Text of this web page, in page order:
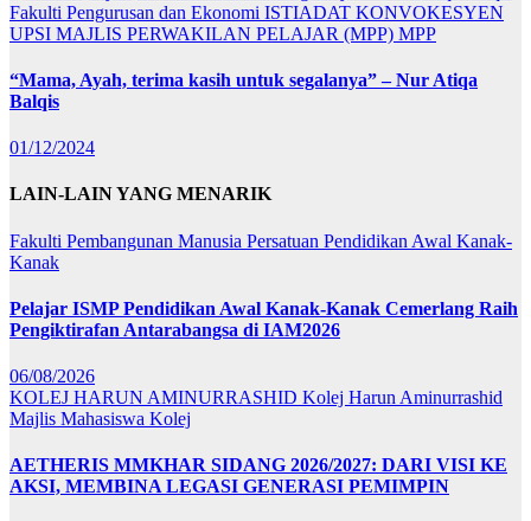
Fakulti Pengurusan dan Ekonomi ISTIADAT KONVOKESYEN
UPSI MAJLIS PERWAKILAN PELAJAR (MPP) MPP
“Mama, Ayah, terima kasih untuk segalanya” – Nur Atiqa
Balqis
01/12/2024
LAIN-LAIN YANG MENARIK
Fakulti Pembangunan Manusia Persatuan Pendidikan Awal Kanak-
Kanak
Pelajar ISMP Pendidikan Awal Kanak-Kanak Cemerlang Raih
Pengiktirafan Antarabangsa di IAM2026
06/08/2026
KOLEJ HARUN AMINURRASHID Kolej Harun Aminurrashid
Majlis Mahasiswa Kolej
AETHERIS MMKHAR SIDANG 2026/2027: DARI VISI KE
AKSI, MEMBINA LEGASI GENERASI PEMIMPIN